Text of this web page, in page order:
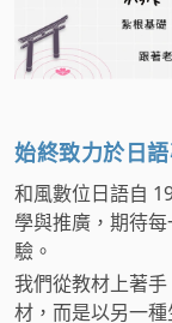
始終致力於日
和風數位日語自
學與推廣，期待
驗。
我們從教材上著
材，而是以另一